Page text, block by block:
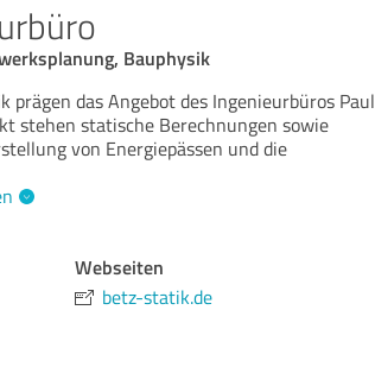
Bauphysik
prägen das Angebot des Ingenieurbüros Paul
stehen statische Berechnungen sowie
von Energiepässen und die
Webseiten
betz-statik.de